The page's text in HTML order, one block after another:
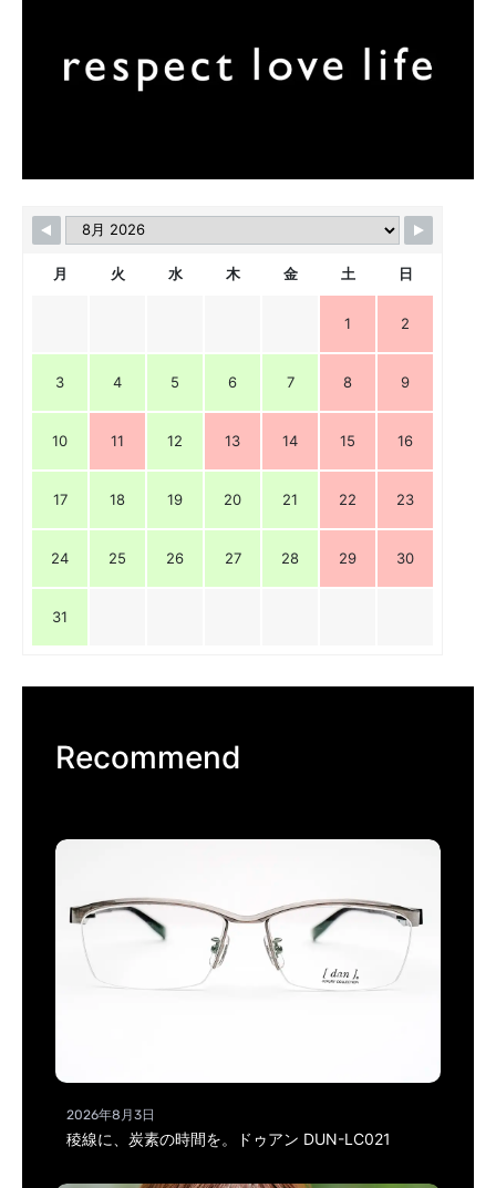
月 火 水 木 金 土 日
1 2
3 4 5 6 7 8 9
10 11 12 13 14 15 16
17 18 19 20 21 22 23
24 25 26 27 28 29 30
31
Recommend
2026年8月3日
稜線に、炭素の時間を。ドゥアン DUN-LC021